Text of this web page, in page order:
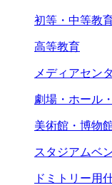
初等・中等教
高等教育
メディアセン
劇場・ホール
美術館・博物
スタジアムベ
ドミトリー用